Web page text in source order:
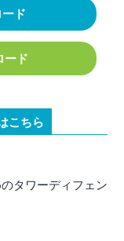
ド
ード
こちら
のタワーディフェン